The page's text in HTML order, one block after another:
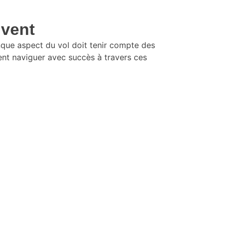
aspect du vol doit tenir compte des
naviguer avec succès à travers ces